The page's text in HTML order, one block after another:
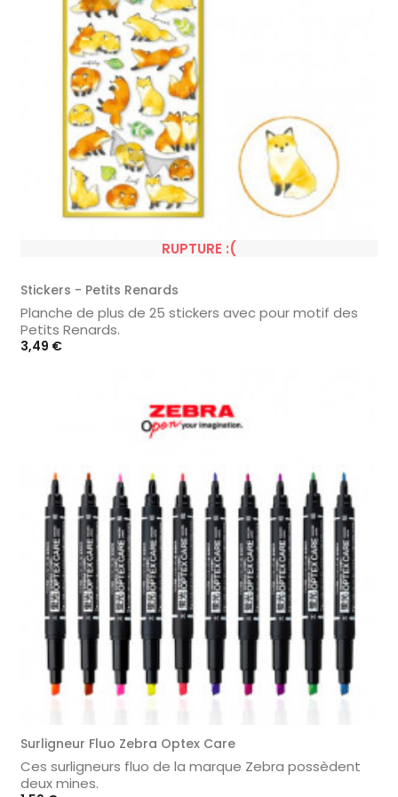
RUPTURE :(
Stickers - Petits Renards
Planche de plus de 25 stickers avec pour motif des
Petits Renards.
Prix
3,49 €
Surligneur Fluo Zebra Optex Care
Ces surligneurs fluo de la marque Zebra possèdent
deux mines.